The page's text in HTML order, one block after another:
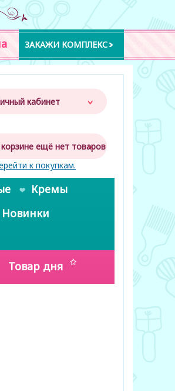
ЗАКАЖИ КОМПЛЕКС
кабинет
ещё нет товаров
к покупкам.
Кремы
Новинки
Товар дня